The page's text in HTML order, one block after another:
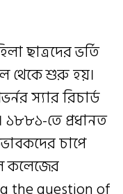
ছাত্রদের ভর্তি
থেকে শুরু হয়।
স্যার রিচার্ড
১৮৮১-তে প্রধানত
চাপে
কলেজের